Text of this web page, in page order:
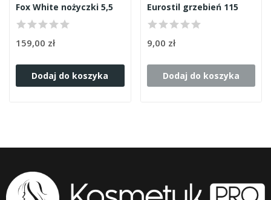
Fox White nożyczki 5,5
159,00 zł
Dodaj do koszyka
Eurostil grzebień 115
9,00 zł
Dodaj do koszyka